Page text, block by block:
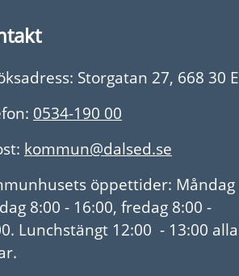
Storgatan 27, 668 30
0534-190 00
kommun@dalsed.se
öppettider: Måndag
8:00 - 16:00, fredag 8:00 -
Lunchstängt 12:00 - 13:00 alla